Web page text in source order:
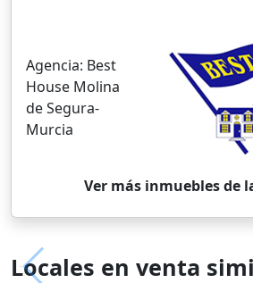
Agencia: Best
House Molina
de Segura-
Murcia
Ver más inmuebles de
Locales en venta